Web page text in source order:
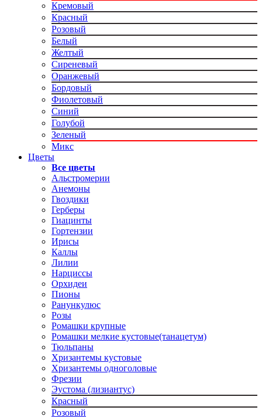
Кремовый
Красный
Розовый
Белый
Желтый
Сиреневый
Оранжевый
Бордовый
Фиолетовый
Синий
Голубой
Зеленый
Микс
Цветы
Все цветы
Альстромерии
Анемоны
Гвоздики
Герберы
Гиацинты
Гортензии
Ирисы
Каллы
Лилии
Нарциссы
Орхидеи
Пионы
Ранункулюс
Розы
Ромашки крупные
Ромашки мелкие кустовые(танацетум)
Тюльпаны
Хризантемы кустовые
Хризантемы одноголовые
Фрезии
Эустома (лизиантус)
Красный
Розовый